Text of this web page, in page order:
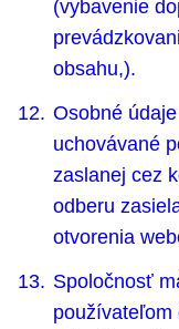
(vybavenie
obsahu,).
Osobné
uchovávané
zaslanej cez
odberu
otvorenia
Spoločnosť
používateľom